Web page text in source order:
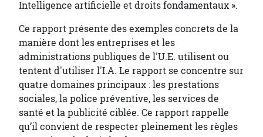
Intelligence artificielle et droits fondamentaux ».
Ce rapport présente des exemples concrets de la
manière dont les entreprises et les
administrations publiques de l'U.E. utilisent ou
tentent d'utiliser l'I.A. Le rapport se concentre sur
quatre domaines principaux : les prestations
sociales, la police préventive, les services de
santé et la publicité ciblée. Ce rapport rappelle
qu’il convient de respecter pleinement les règles